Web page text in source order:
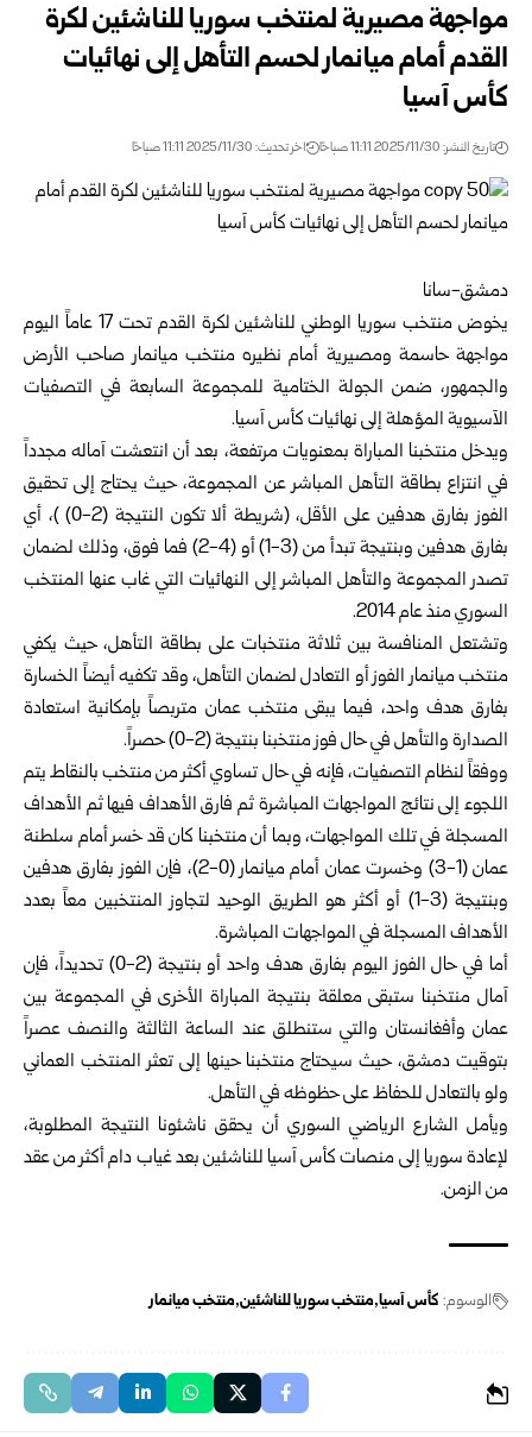
مواجهة مصيرية لمنتخب سوريا للناشئين لكرة
القدم أمام ميانمار لحسم التأهل إلى نهائيات
كأس آسيا
تاريخ النشر: 2025/11/30 11:11 صباحًا اخر تحديث: 2025/11/30 11:11 صباحًا
دمشق-سانا
يخوض منتخب سوريا الوطني للناشئين لكرة القدم تحت 17 عاماً اليوم
مواجهة حاسمة ومصيرية أمام نظيره منتخب ميانمار صاحب الأرض
والجمهور، ضمن الجولة الختامية للمجموعة السابعة في التصفيات
الآسيوية المؤهلة إلى نهائيات كأس آسيا.
ويدخل منتخبنا المباراة بمعنويات مرتفعة، بعد أن انتعشت آماله مجدداً
في انتزاع بطاقة التأهل المباشر عن المجموعة، حيث يحتاج إلى تحقيق
الفوز بفارق هدفين على الأقل، (شريطة ألا تكون النتيجة (2-0) )، أي
بفارق هدفين وبنتيجة تبدأ من (3-1) أو (4-2) فما فوق، وذلك لضمان
تصدر المجموعة والتأهل المباشر إلى النهائيات التي غاب عنها المنتخب
السوري منذ عام 2014.
وتشتعل المنافسة بين ثلاثة منتخبات على بطاقة التأهل، حيث يكفي
منتخب ميانمار الفوز أو التعادل لضمان التأهل، وقد تكفيه أيضاً الخسارة
بفارق هدف واحد، فيما يبقى منتخب عمان متربصاً بإمكانية استعادة
الصدارة والتأهل في حال فوز منتخبنا بنتيجة (2-0) حصراً.
ووفقاً لنظام التصفيات، فإنه في حال تساوي أكثر من منتخب بالنقاط يتم
اللجوء إلى نتائج المواجهات المباشرة ثم فارق الأهداف فيها ثم الأهداف
المسجلة في تلك المواجهات، وبما أن منتخبنا كان قد خسر أمام سلطنة
عمان (1-3) وخسرت عمان أمام ميانمار (0-2)، فإن الفوز بفارق هدفين
وبنتيجة (3-1) أو أكثر هو الطريق الوحيد لتجاوز المنتخبين معاً بعدد
الأهداف المسجلة في المواجهات المباشرة.
أما في حال الفوز اليوم بفارق هدف واحد أو بنتيجة (2-0) تحديداً، فإن
آمال منتخبنا ستبقى معلقة بنتيجة المباراة الأخرى في المجموعة بين
عمان وأفغانستان والتي ستنطلق عند الساعة الثالثة والنصف عصراً
بتوقيت دمشق، حيث سيحتاج منتخبنا حينها إلى تعثر المنتخب العماني
ولو بالتعادل للحفاظ على حظوظه في التأهل.
ويأمل الشارع الرياضي السوري أن يحقق ناشئونا النتيجة المطلوبة،
لإعادة سوريا إلى منصات كأس آسيا للناشئين بعد غياب دام أكثر من عقد
من الزمن.
الوسوم: كأس آسيا منتخب سوريا للناشئين منتخب ميانمار